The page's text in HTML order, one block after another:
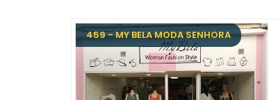
459 - MY BELA MODA SENHORA